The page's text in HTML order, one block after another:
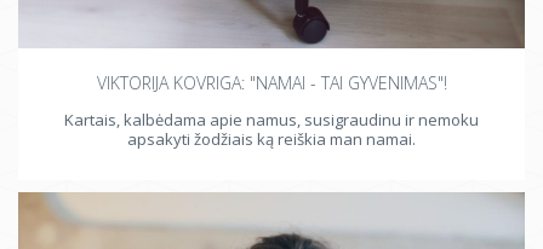
VIKTORIJA KOVRIGA: "NAMAI - TAI GYVENIMAS"!
Kartais, kalbėdama apie namus, susigraudinu ir nemoku
apsakyti žodžiais ką reiškia man namai.